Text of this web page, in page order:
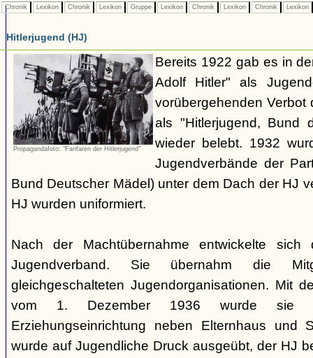
Chronik Lexikon Chronik Lexikon Gruppe Lexikon Chronik Lexikon Chronik Lexikon
Hitlerjugend (HJ)
Propagandafoto: "Fanfaren der Hitlerjugend"
Bereits 1922 gab es in
Adolf Hitler" als
vorübergehenden Verbot
als "Hitlerjugend, Bund
wieder belebt. 1932
Jugendverbände der
Bund Deutscher Mädel) unter dem Dach der HJ
HJ wurden uniformiert.
Nach der Machtübernahme entwickelte
Jugendverband. Sie übernahm die
gleichgeschalteten Jugendorganisationen. Mit
vom 1. Dezember 1936 wurde sie
Erziehungseinrichtung neben Elternhaus und
wurde auf Jugendliche Druck ausgeübt, der HJ